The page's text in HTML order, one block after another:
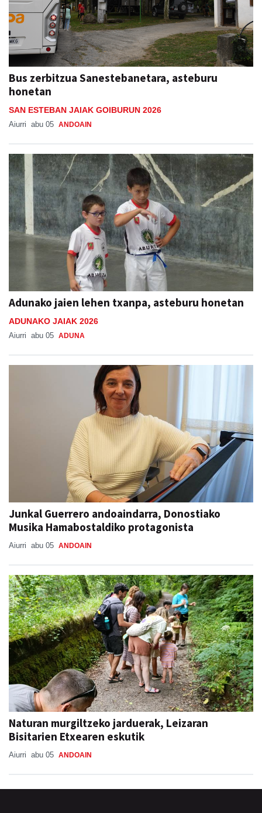
Bus zerbitzua Sanestebanetara, asteburu
honetan
SAN ESTEBAN JAIAK GOIBURUN 2026
Aiurri abu 05 ANDOAIN
Adunako jaien lehen txanpa, asteburu honetan
ADUNAKO JAIAK 2026
Aiurri abu 05 ADUNA
Junkal Guerrero andoaindarra, Donostiako
Musika Hamabostaldiko protagonista
Aiurri abu 05 ANDOAIN
Naturan murgiltzeko jarduerak, Leizaran
Bisitarien Etxearen eskutik
Aiurri abu 05 ANDOAIN